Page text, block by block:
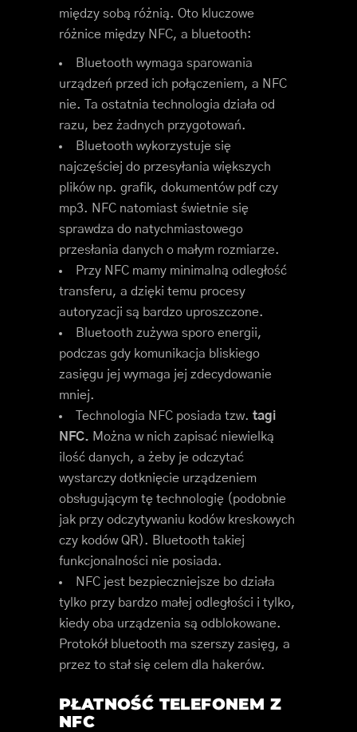
między sobą różnią. Oto kluczowe
różnice między NFC, a bluetooth:
Bluetooth wymaga sparowania
urządzeń przed ich połączeniem, a NFC
nie. Ta ostatnia technologia działa od
razu, bez żadnych przygotowań.
Bluetooth wykorzystuje się
najczęściej do przesyłania większych
plików np. grafik, dokumentów pdf czy
mp3. NFC natomiast świetnie się
sprawdza do natychmiastowego
przesłania danych o małym rozmiarze.
Przy NFC mamy minimalną odległość
transferu, a dzięki temu procesy
autoryzacji są bardzo uproszczone.
Bluetooth zużywa sporo energii,
podczas gdy komunikacja bliskiego
zasięgu jej wymaga jej zdecydowanie
mniej.
Technologia NFC posiada tzw. tagi
NFC. Można w nich zapisać niewielką
ilość danych, a żeby je odczytać
wystarczy dotknięcie urządzeniem
obsługującym tę technologię (podobnie
jak przy odczytywaniu kodów kreskowych
czy kodów QR). Bluetooth takiej
funkcjonalności nie posiada.
NFC jest bezpieczniejsze bo działa
tylko przy bardzo małej odległości i tylko,
kiedy oba urządzenia są odblokowane.
Protokół bluetooth ma szerszy zasięg, a
przez to stał się celem dla hakerów.
PŁATNOŚĆ TELEFONEM Z
NFC